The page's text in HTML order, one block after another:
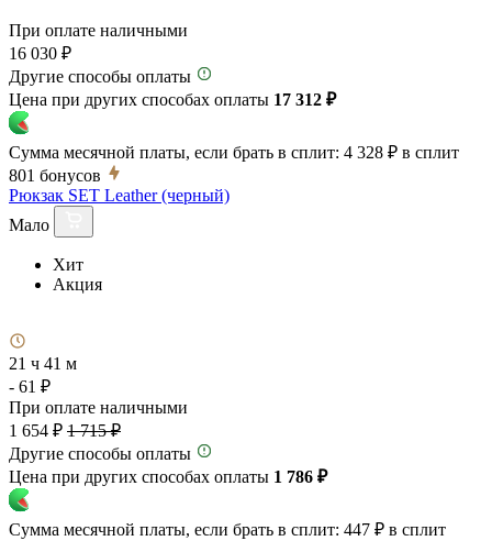
При оплате наличными
16 030 ₽
Другие способы оплаты
Цена при других способах оплаты 17 312 ₽
Сумма месячной платы, если брать в сплит: 4 328 ₽ в сплит
801 бонусов
Рюкзак SET Leather (черный)
Мало
Хит
Акция
21 ч 41 м
- 61 ₽
При оплате наличными
1 654 ₽ 1 715 ₽
Другие способы оплаты
Цена при других способах оплаты 1 786 ₽
Сумма месячной платы, если брать в сплит: 447 ₽ в сплит